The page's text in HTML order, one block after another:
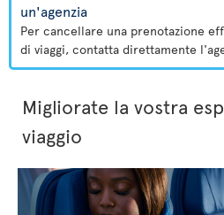
un'agenzia
Per cancellare una prenotazione
di viaggi, contatta direttamente
Migliorate la vostra
viaggio